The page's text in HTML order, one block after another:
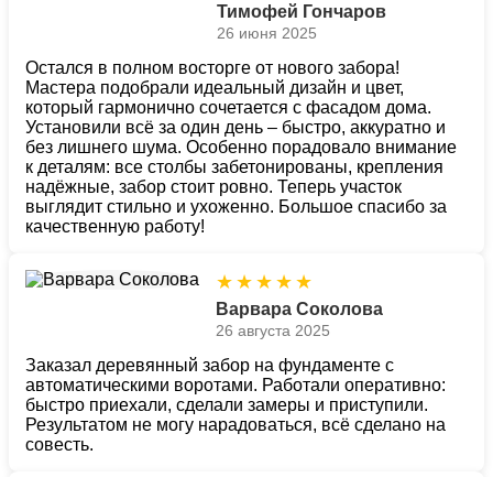
Тимофей Гончаров
26 июня 2025
Остался в полном восторге от нового забора!
Мастера подобрали идеальный дизайн и цвет,
который гармонично сочетается с фасадом дома.
Установили всё за один день – быстро, аккуратно и
без лишнего шума. Особенно порадовало внимание
к деталям: все столбы забетонированы, крепления
надёжные, забор стоит ровно. Теперь участок
выглядит стильно и ухоженно. Большое спасибо за
качественную работу!
★ ★ ★ ★ ★
Варвара Соколова
26 августа 2025
Заказал деревянный забор на фундаменте с
автоматическими воротами. Работали оперативно:
быстро приехали, сделали замеры и приступили.
Результатом не могу нарадоваться, всё сделано на
совесть.